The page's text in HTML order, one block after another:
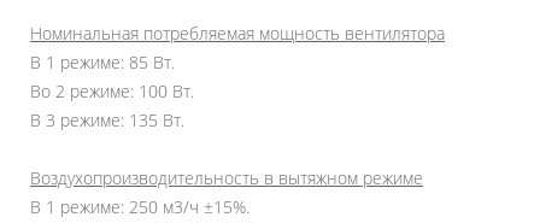
Номинальная потребляемая мощность вентилятора
В 1 режиме: 85 Вт.
Во 2 режиме: 100 Вт.
В 3 режиме: 135 Вт.
Воздухопроизводительность в вытяжном режиме
В 1 режиме: 250 м3/ч ±15%.